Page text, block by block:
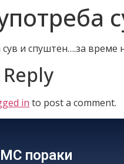
и спуштен….за
in to post a comment.
пораки